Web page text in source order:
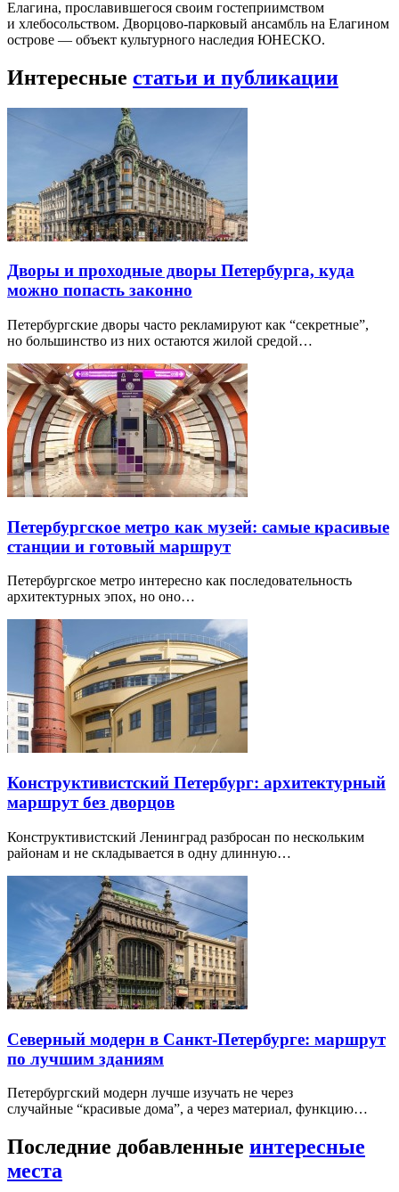
Елагина, прославившегося своим гостеприимством
и хлебосольством. Дворцово-парковый ансамбль на Елагином
острове — объект культурного наследия ЮНЕСКО.
Интересные статьи и публикации
Дворы и проходные дворы Петербурга, куда
можно попасть законно
Петербургские дворы часто рекламируют как “секретные”,
но большинство из них остаются жилой средой…
Петербургское метро как музей: самые красивые
станции и готовый маршрут
Петербургское метро интересно как последовательность
архитектурных эпох, но оно…
Конструктивистский Петербург: архитектурный
маршрут без дворцов
Конструктивистский Ленинград разбросан по нескольким
районам и не складывается в одну длинную…
Северный модерн в Санкт-Петербурге: маршрут
по лучшим зданиям
Петербургский модерн лучше изучать не через
случайные “красивые дома”, а через материал, функцию…
Последние добавленные интересные
места